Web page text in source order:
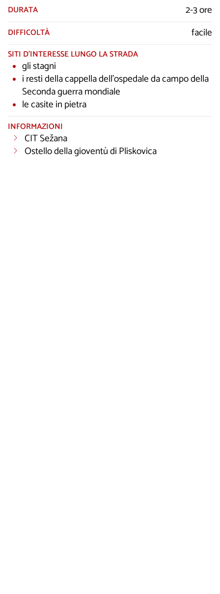
DURATA 2-3 ore
DIFFICOLTÀ facile
SITI D’INTERESSE LUNGO LA STRADA
gli stagni
i resti della cappella dell’ospedale da campo della
Seconda guerra mondiale
le casite in pietra
INFORMAZIONI
CIT Sežana
Ostello della gioventù di Pliskovica